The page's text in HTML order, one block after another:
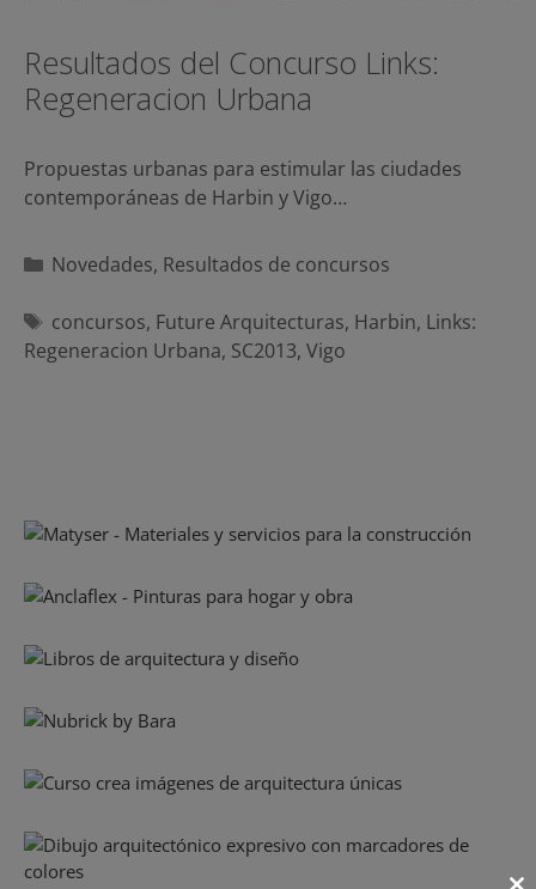
Resultados del Concurso Links:
Regeneracion Urbana
Propuestas urbanas para estimular las ciudades
contemporáneas de Harbin y Vigo…
Categorías
Novedades, Resultados de concursos
Etiquetas
concursos, Future Arquitecturas, Harbin, Links:
Regeneracion Urbana, SC2013, Vigo